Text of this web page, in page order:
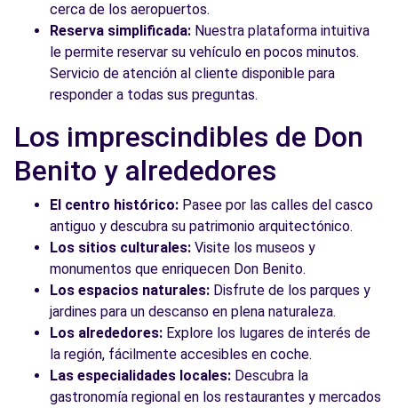
cerca de los aeropuertos.
Reserva simplificada: Nuestra plataforma intuitiva
le permite reservar su vehículo en pocos minutos.
Servicio de atención al cliente disponible para
responder a todas sus preguntas.
Los imprescindibles de Don
Benito y alrededores
El centro histórico: Pasee por las calles del casco
antiguo y descubra su patrimonio arquitectónico.
Los sitios culturales: Visite los museos y
monumentos que enriquecen Don Benito.
Los espacios naturales: Disfrute de los parques y
jardines para un descanso en plena naturaleza.
Los alrededores: Explore los lugares de interés de
la región, fácilmente accesibles en coche.
Las especialidades locales: Descubra la
gastronomía regional en los restaurantes y mercados